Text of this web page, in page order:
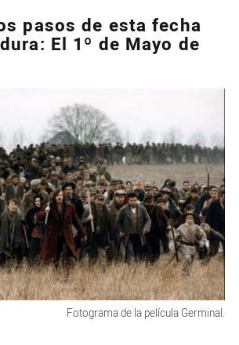
pasos de esta fecha
El 1º de Mayo de
Fotograma de la película Germinal.